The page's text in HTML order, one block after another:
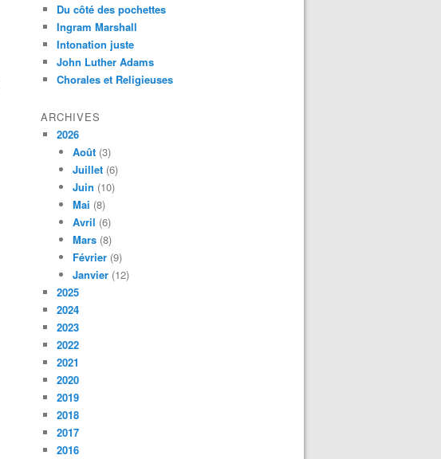
Du côté des pochettes
Ingram Marshall
Intonation juste
John Luther Adams
Chorales et Religieuses
ARCHIVES
2026
Août (3)
Juillet (6)
Juin (10)
Mai (8)
Avril (6)
Mars (8)
Février (9)
Janvier (12)
2025
2024
2023
2022
2021
2020
2019
2018
2017
2016